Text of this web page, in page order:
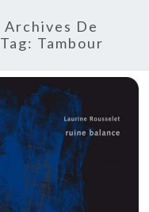
Archives De
Tag: Tambour